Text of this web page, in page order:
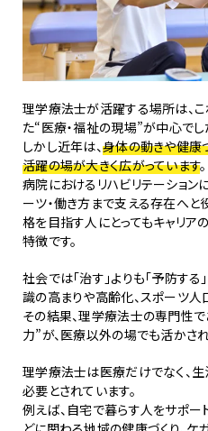
理学療法士が活躍する場所は、
た“医療・福祉の現場”が中心でし
しかし近年は、身体の動きや健康
活躍の場が大きく広がっています。
病院におけるリハビリテーション
ーツ・働き方まで支える存在へと
格を目指す人にとってもキャリア
特徴です。
社会では「治す」よりも「予防す
識の高まりや高齢化、スポーツ人
その結果、理学療法士の専門性
力”が、医療以外の場でも活かさ
理学療法士は医療だけでなく、
必要とされています。
例えば、自宅で暮らす人をサポー